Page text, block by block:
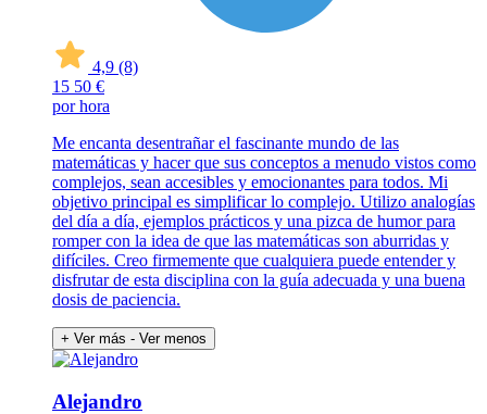
4,9 (8)
15 50 €
por hora
Me encanta desentrañar el fascinante mundo de las
matemáticas y hacer que sus conceptos a menudo vistos como
complejos, sean accesibles y emocionantes para todos. Mi
objetivo principal es simplificar lo complejo. Utilizo analogías
del día a día, ejemplos prácticos y una pizca de humor para
romper con la idea de que las matemáticas son aburridas y
difíciles. Creo firmemente que cualquiera puede entender y
disfrutar de esta disciplina con la guía adecuada y una buena
dosis de paciencia.
+ Ver más - Ver menos
Alejandro